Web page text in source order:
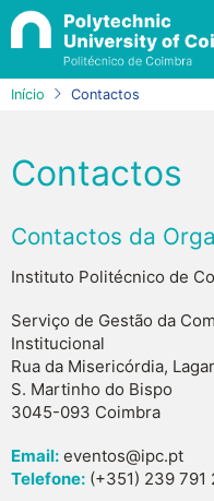
Passar
para
conteúdo
principal
Início Contactos
Contactos
Contactos da
Instituto Politécnico de
Serviço de Gestão da
Institucional
Rua da Misericórdia,
S. Martinho do Bispo
3045-093 Coimbra
Email: eventos@ipc.pt
Telefone: ‪(+351) 239 791